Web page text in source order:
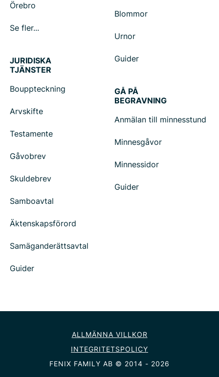
Örebro
Se fler...
Blommor
Urnor
Guider
JURIDISKA
TJÄNSTER
Bouppteckning
Arvskifte
Testamente
Gåvobrev
Skuldebrev
Samboavtal
Äktenskapsförord
Samäganderättsavtal
Guider
GÅ PÅ
BEGRAVNING
Anmälan till minnesstund
Minnesgåvor
Minnessidor
Guider
FENIX FAMILY AB © 2014 - 2026
ALLMÄNNA VILLKOR
INTEGRITETSPOLICY